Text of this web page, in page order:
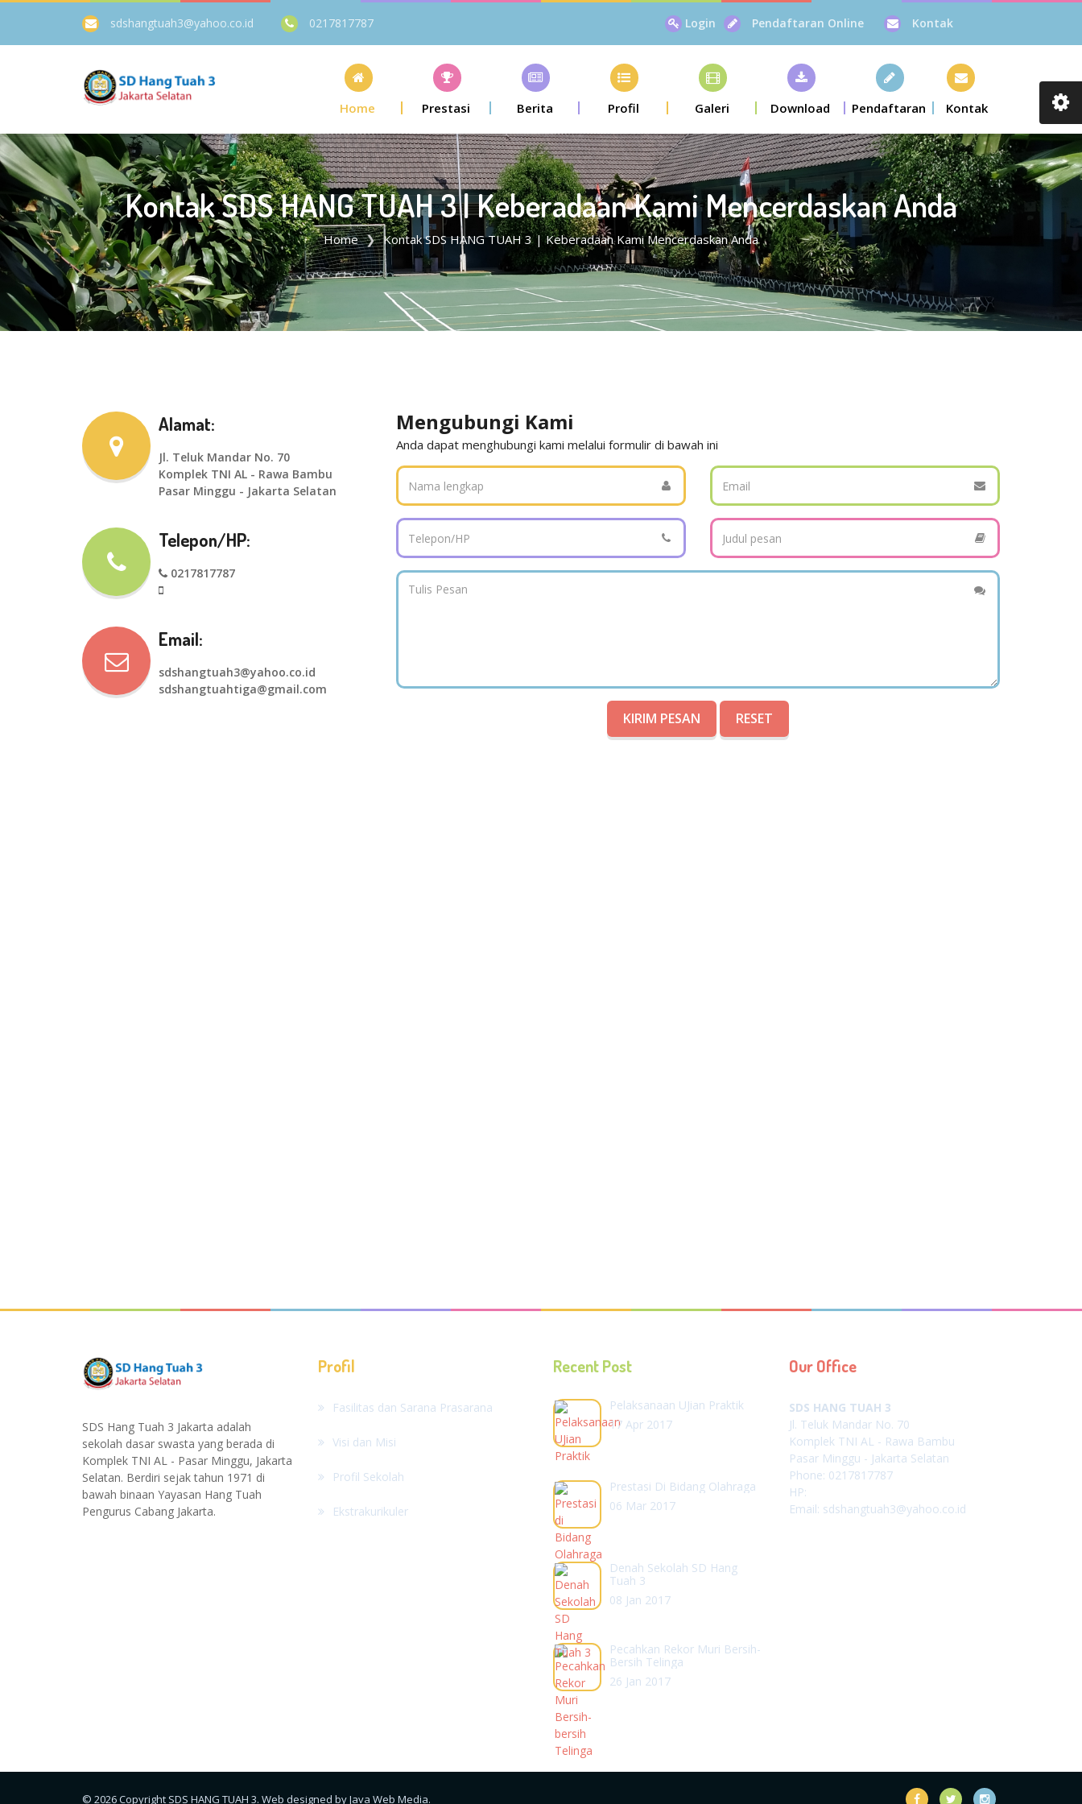
sdshangtuah3@yahoo.co.id 0217817787 Login Pendaftaran Online Kontak
Home Prestasi Berita Profil Galeri Download Pendaftaran Kontak
Kontak SDS HANG TUAH 3 | Keberadaan Kami Mencerdaskan Anda
Home Kontak SDS HANG TUAH 3 | Keberadaan Kami Mencerdaskan Anda
Alamat:
Jl. Teluk Mandar No. 70
Komplek TNI AL - Rawa Bambu
Pasar Minggu - Jakarta Selatan
Telepon/HP:
0217817787
Email:
sdshangtuah3@yahoo.co.id
sdshangtuahtiga@gmail.com
Mengubungi Kami
Anda dapat menghubungi kami melalui formulir di bawah ini
KIRIM PESAN RESET
SDS Hang Tuah 3 Jakarta adalah
sekolah dasar swasta yang berada di
Komplek TNI AL - Pasar Minggu, Jakarta
Selatan. Berdiri sejak tahun 1971 di
bawah binaan Yayasan Hang Tuah
Pengurus Cabang Jakarta.
Profil
Fasilitas dan Sarana Prasarana
Visi dan Misi
Profil Sekolah
Ekstrakurikuler
Recent Post
Pelaksanaan UJian Praktik
17 Apr 2017
Prestasi Di Bidang Olahraga
06 Mar 2017
Denah Sekolah SD Hang
Tuah 3
08 Jan 2017
Pecahkan Rekor Muri Bersih-
Bersih Telinga
26 Jan 2017
Our Office
SDS HANG TUAH 3
Jl. Teluk Mandar No. 70
Komplek TNI AL - Rawa Bambu
Pasar Minggu - Jakarta Selatan
Phone: 0217817787
HP:
Email: sdshangtuah3@yahoo.co.id
© 2026 Copyright SDS HANG TUAH 3. Web designed byJava Web Media.